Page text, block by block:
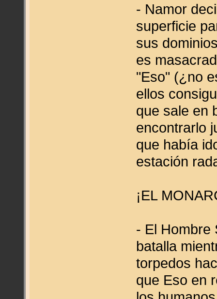
- Namor
superficie
sus
es
"Eso" (¿no
ellos
que sale en
encontrarlo
que había
estación
¡EL
- El Hombre
batalla
torpedos
que Eso en